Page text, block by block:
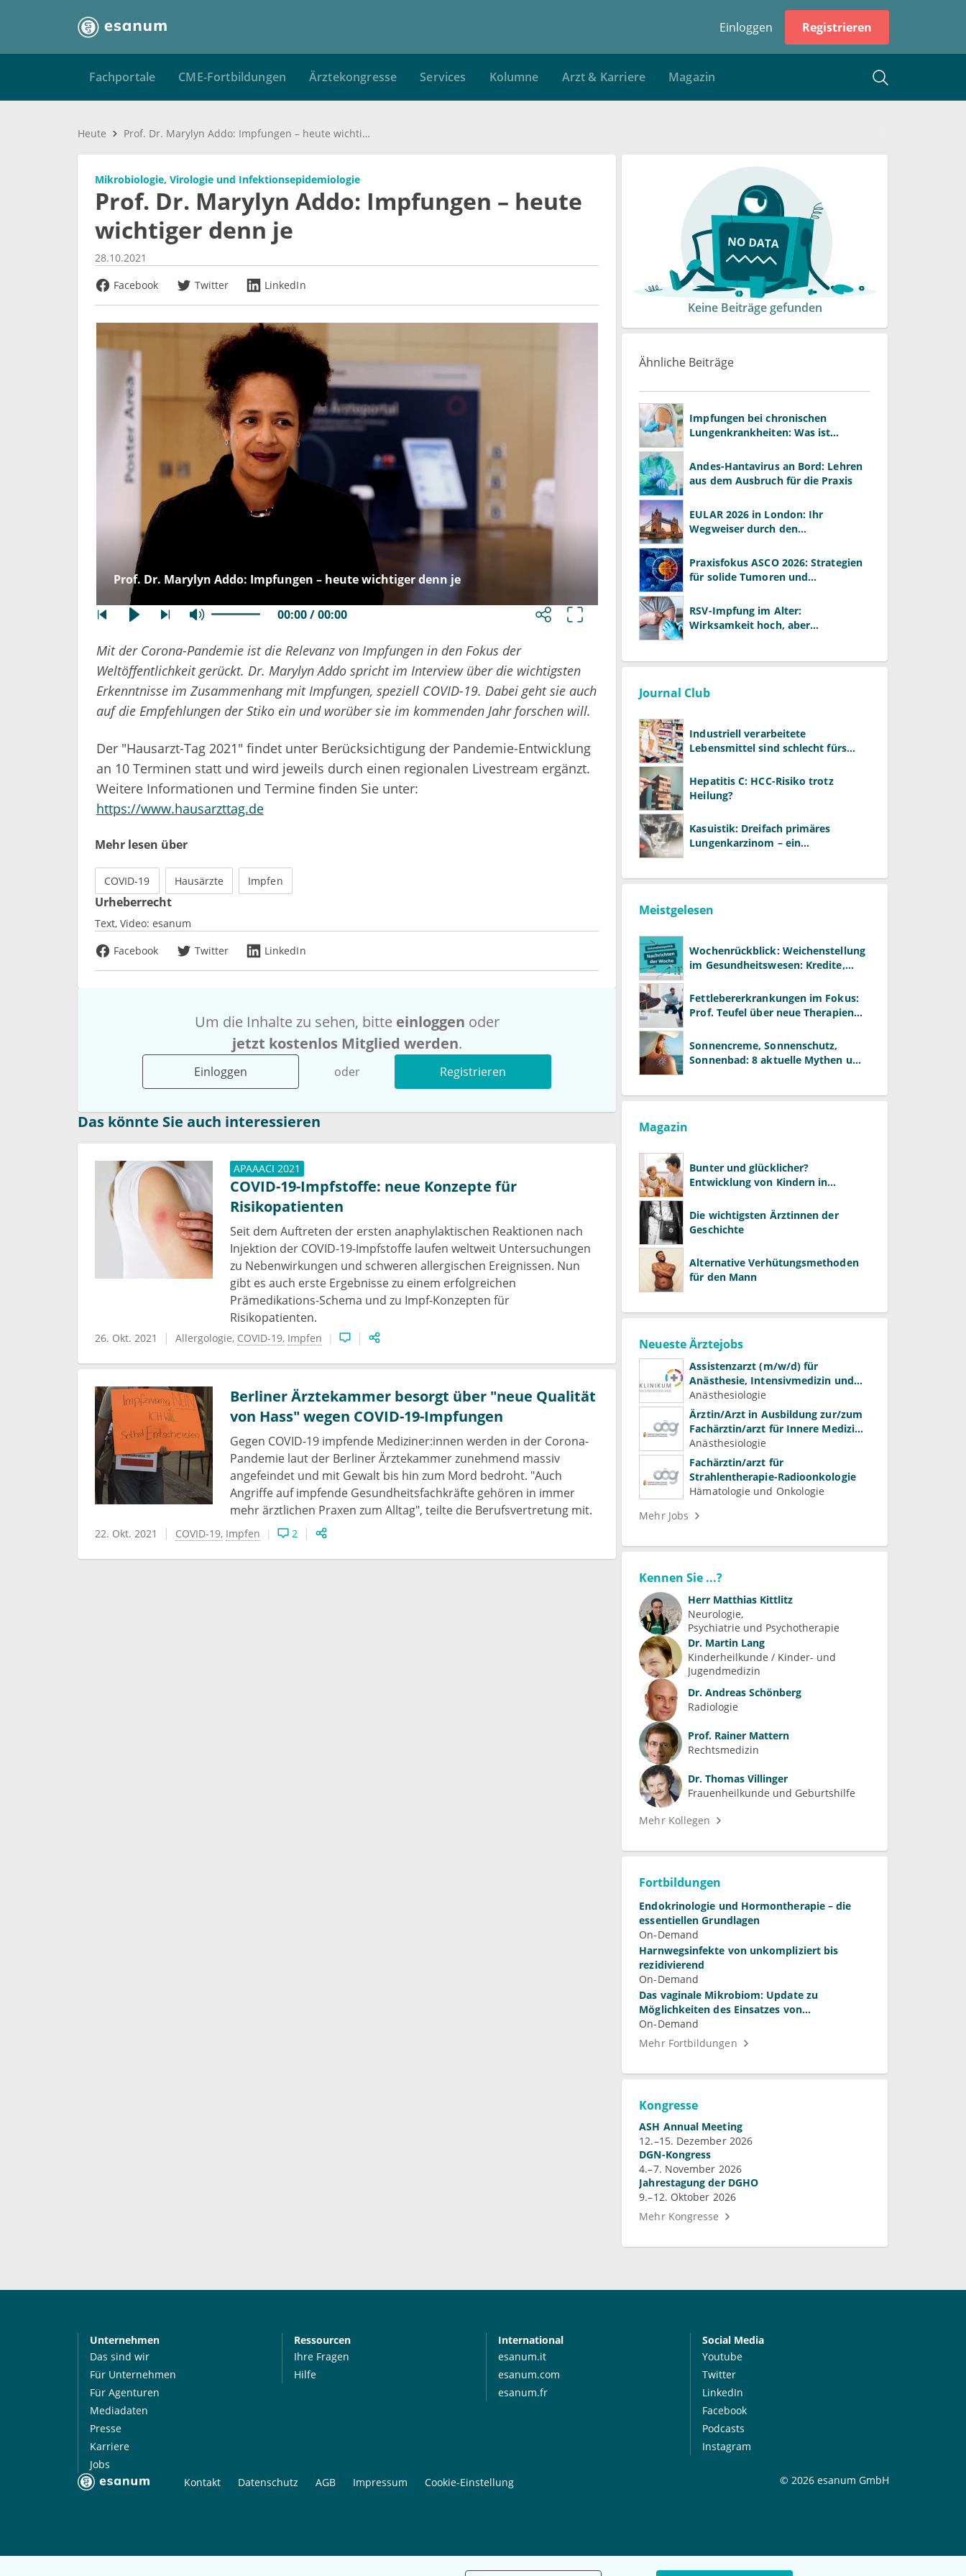
Einloggen Registrieren
Fachportale CME-Fortbildungen Ärztekongresse Services Kolumne Arzt & Karriere Magazin
Heute Prof. Dr. Marylyn Addo: Impfungen – heute wichtiger denn je
Mikrobiologie, Virologie und Infektionsepidemiologie
Prof. Dr. Marylyn Addo: Impfungen – heute
wichtiger denn je
28.10.2021
Facebook
Twitter LinkedIn
Prof. Dr. Marylyn Addo: Impfungen – heute wichtiger denn je
00:00 / 00:00
Mit der Corona-Pandemie ist die Relevanz von Impfungen in den Fokus der
Weltöffentlichkeit gerückt. Dr. Marylyn Addo spricht im Interview über die wichtigsten
Erkenntnisse im Zusammenhang mit Impfungen, speziell COVID-19. Dabei geht sie auch
auf die Empfehlungen der Stiko ein und worüber sie im kommenden Jahr forschen will.
Der "Hausarzt-Tag 2021" findet unter Berücksichtigung der Pandemie-Entwicklung
an 10 Terminen statt und wird jeweils durch einen regionalen Livestream ergänzt.
Weitere Informationen und Termine finden Sie unter:
https://www.hausarzttag.de
Mehr lesen über
COVID-19 Hausärzte Impfen
Urheberrecht
Text, Video: esanum
Facebook
Twitter LinkedIn
Um die Inhalte zu sehen, bitte einloggen oder
jetzt kostenlos Mitglied werden.
Einloggen oder Registrieren
Das könnte Sie auch interessieren
APAAACI 2021
COVID-19-Impfstoffe: neue Konzepte für
Risikopatienten
Seit dem Auftreten der ersten anaphylaktischen Reaktionen nach
Injektion der COVID-19-Impfstoffe laufen weltweit Untersuchungen
zu Nebenwirkungen und schweren allergischen Ereignissen. Nun
gibt es auch erste Ergebnisse zu einem erfolgreichen
Prämedikations-Schema und zu Impf-Konzepten für
Risikopatienten.
26. Okt. 2021 Allergologie COVID-19 Impfen
Berliner Ärztekammer besorgt über "neue Qualität
von Hass" wegen COVID-19-Impfungen
Gegen COVID-19 impfende Mediziner:innen werden in der Corona-
Pandemie laut der Berliner Ärztekammer zunehmend massiv
angefeindet und mit Gewalt bis hin zum Mord bedroht. "Auch
Angriffe auf impfende Gesundheitsfachkräfte gehören in immer
mehr ärztlichen Praxen zum Alltag", teilte die Berufsvertretung mit.
22. Okt. 2021 COVID-19 Impfen 2
Keine Beiträge gefunden
Ähnliche Beiträge
Impfungen bei chronischen
Lungenkrankheiten: Was ist
Andes-Hantavirus an Bord: Lehren
aus dem Ausbruch für die Praxis
EULAR 2026 in London: Ihr
Wegweiser durch den
Praxisfokus ASCO 2026: Strategien
für solide Tumoren und
RSV-Impfung im Alter:
Wirksamkeit hoch, aber
Journal Club
Industriell verarbeitete
Lebensmittel sind schlecht fürs
Hepatitis C: HCC-Risiko trotz
Heilung?
Kasuistik: Dreifach primäres
Lungenkarzinom – ein
Meistgelesen
Wochenrückblick: Weichenstellung
im Gesundheitswesen: Kredite,
Fettlebererkrankungen im Fokus:
Prof. Teufel über neue Therapien
Sonnencreme, Sonnenschutz,
Sonnenbad: 8 aktuelle Mythen und
Magazin
Bunter und glücklicher?
Entwicklung von Kindern in
Die wichtigsten Ärztinnen der
Geschichte
Alternative Verhütungsmethoden
für den Mann
Neueste Ärztejobs
Assistenzarzt (m/w/d) für
Anästhesie, Intensivmedizin und
Schmerztherapie
Anästhesiologie
Ärztin/Arzt in Ausbildung zur/zum
Fachärztin/arzt für Innere Medizin
(Kardiologie, Nephrologie,
Intensivmedizin)
Anästhesiologie
Fachärztin/arzt für
Strahlentherapie-Radioonkologie
Hämatologie und Onkologie
Mehr Jobs
Kennen Sie ...?
Herr Matthias Kittlitz
Neurologie
Psychiatrie und Psychotherapie
Dr. Martin Lang
Kinderheilkunde / Kinder- und
Jugendmedizin
Dr. Andreas Schönberg
Radiologie
Prof. Rainer Mattern
Rechtsmedizin
Dr. Thomas Villinger
Frauenheilkunde und Geburtshilfe
Mehr Kollegen
Fortbildungen
Endokrinologie und Hormontherapie – die
essentiellen Grundlagen
On-Demand
Harnwegsinfekte von unkompliziert bis
rezidivierend
On-Demand
Das vaginale Mikrobiom: Update zu
Möglichkeiten des Einsatzes von
Laktobazillen bei bakterieller Vaginose und
Vulvovaginalkandidose
On-Demand
Mehr Fortbildungen
Kongresse
ASH Annual Meeting
12.–15. Dezember 2026
DGN-Kongress
4.–7. November 2026
Jahrestagung der DGHO
9.–12. Oktober 2026
Mehr Kongresse
Unternehmen
Das sind wir
Für Unternehmen
Für Agenturen
Mediadaten
Presse
Karriere
Jobs
Ressourcen
Ihre Fragen
Hilfe
International
esanum.it
esanum.com
esanum.fr
Social Media
Youtube
Twitter
LinkedIn
Facebook
Podcasts
Instagram
Kontakt Datenschutz AGB Impressum Cookie-Einstellung © 2026 esanum GmbH